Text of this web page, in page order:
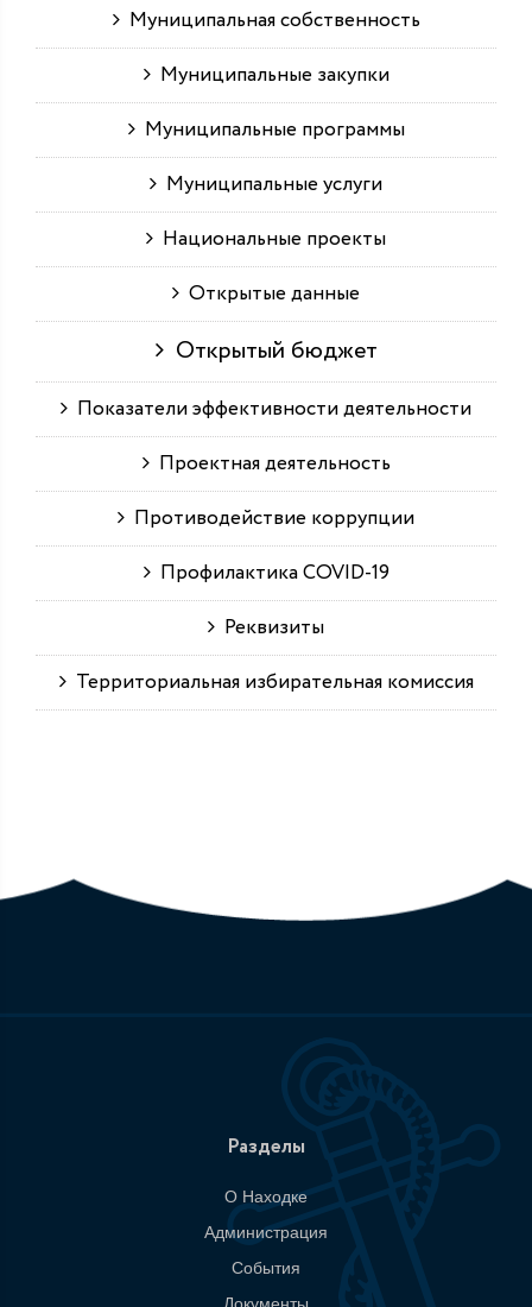
Муниципальная собственность
Муниципальные закупки
Муниципальные программы
Муниципальные услуги
Национальные проекты
Открытые данные
Открытый бюджет
Показатели эффективности деятельности
Проектная деятельность
Противодействие коррупции
Профилактика COVID-19
Реквизиты
Территориальная избирательная комиссия
Разделы
О Находке
Администрация
События